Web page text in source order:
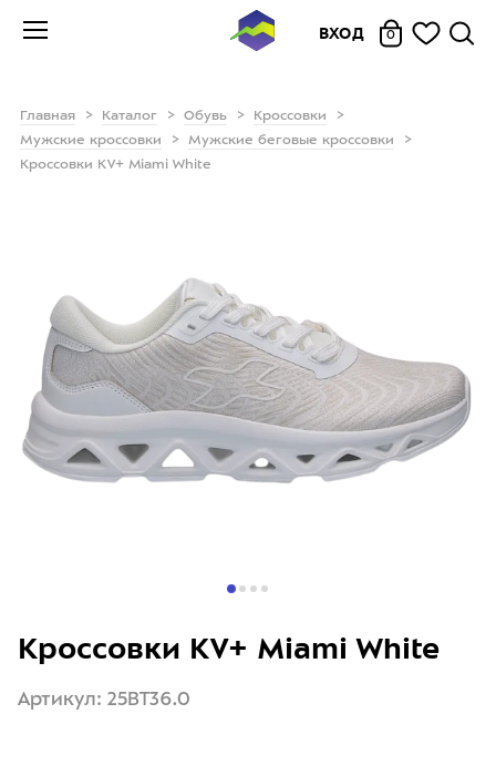
ВХОД 0
Главная Каталог Обувь
Кроссовки
Мужские кроссовки
Мужские беговые кроссовки
Кроссовки KV+ Miami White
Кроссовки KV+ Miami White
Артикул: 25BT36.0